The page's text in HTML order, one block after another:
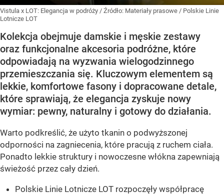
Vistula x LOT: Elegancja w podróży / Źródło: Materiały prasowe / Polskie Linie
Lotnicze LOT
Kolekcja obejmuje damskie i męskie zestawy
oraz funkcjonalne akcesoria podróżne, które
odpowiadają na wyzwania wielogodzinnego
przemieszczania się. Kluczowym elementem są
lekkie, komfortowe fasony i dopracowane detale,
które sprawiają, że elegancja zyskuje nowy
wymiar: pewny, naturalny i gotowy do działania.
Warto podkreślić, że użyto tkanin o podwyższonej
odporności na zagniecenia, które pracują z ruchem ciała.
Ponadto lekkie struktury i nowoczesne włókna zapewniają
świeżość przez cały dzień.
Polskie Linie Lotnicze LOT rozpoczęły współpracę